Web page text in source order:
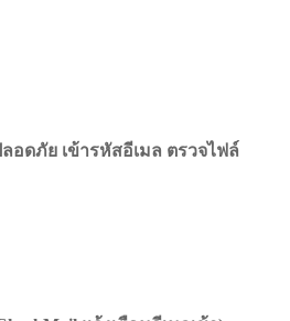
อดภัย เข้ารหัสอีเมล ตรวจไฟล์